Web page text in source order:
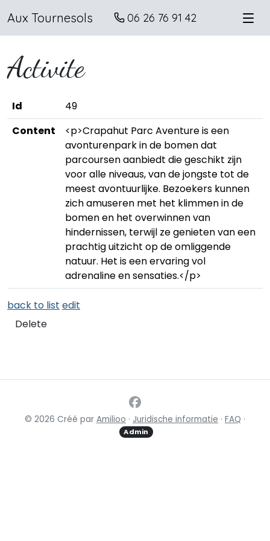
Aux Tournesols 06 26 76 91 42
Activite
Id
49
Content
<p>Crapahut Parc Aventure is een
avonturenpark in de bomen dat
parcoursen aanbiedt die geschikt zijn
voor alle niveaus, van de jongste tot de
meest avontuurlijke. Bezoekers kunnen
zich amuseren met het klimmen in de
bomen en het overwinnen van
hindernissen, terwijl ze genieten van een
prachtig uitzicht op de omliggende
natuur. Het is een ervaring vol
adrenaline en sensaties.</p>
back to list edit
Delete
© 2026 Créé par Amilioo · Juridische informatie · FAQ ·
Admin